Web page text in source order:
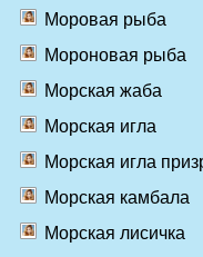
Моровая рыба
Мороновая рыба
Морская жаба
Морская игла
Морская игла
Морская камбала
Морская лисичка